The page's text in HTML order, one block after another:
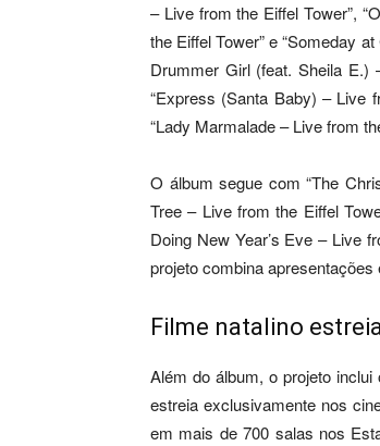
– Live from the Eiffel Tower”,
the Eiffel Tower” e “Someday
Drummer Girl (feat. Sheila E.)
“Express (Santa Baby) – Live
“Lady Marmalade – Live from
O álbum segue com “The
Tree – Live from the Eiffel
Doing New Year’s Eve – Live
projeto combina
Filme natalino
Além do álbum, o projeto
estreia exclusivamente nos
em mais de 700 salas nos